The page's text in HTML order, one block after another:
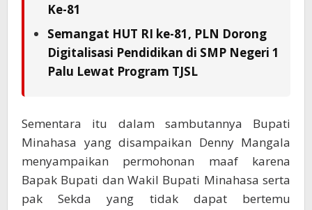
Ke-81
Semangat HUT RI ke-81, PLN Dorong
Digitalisasi Pendidikan di SMP Negeri 1
Palu Lewat Program TJSL
Sementara itu dalam sambutannya Bupati
Minahasa yang disampaikan Denny Mangala
menyampaikan permohonan maaf karena
Bapak Bupati dan Wakil Bupati Minahasa serta
pak Sekda yang tidak dapat bertemu